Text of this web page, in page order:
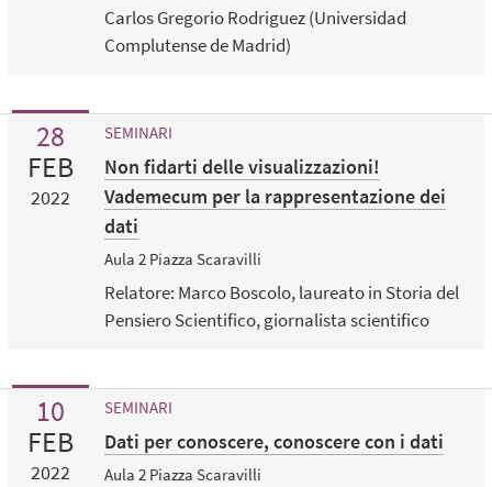
Carlos Gregorio Rodriguez (Universidad
Complutense de Madrid)
28
FEB
2022
SEMINARI
Non fidarti delle visualizzazioni!
Vademecum per la rappresentazione dei
dati
Aula 2 Piazza Scaravilli
Relatore: Marco Boscolo, laureato in Storia del
Pensiero Scientifico, giornalista scientifico
10
FEB
2022
SEMINARI
Dati per conoscere, conoscere con i dati
Aula 2 Piazza Scaravilli